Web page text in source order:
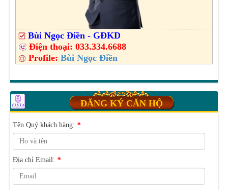
Bùi Ngọc Điền - GĐKD
Điện thoại:033.334.6688
Profile:Bùi Ngọc Điền
ĐĂNG KÝ CĂN HỘ
Tên Quý khách hàng: *
Địa chỉ Email: *